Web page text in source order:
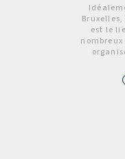
est le